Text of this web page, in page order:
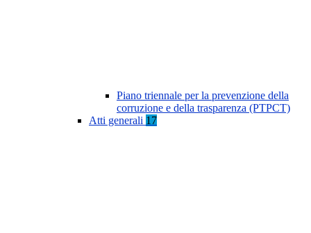
Piano triennale per la prevenzione della
corruzione e della trasparenza (PTPCT)
Atti generali 17